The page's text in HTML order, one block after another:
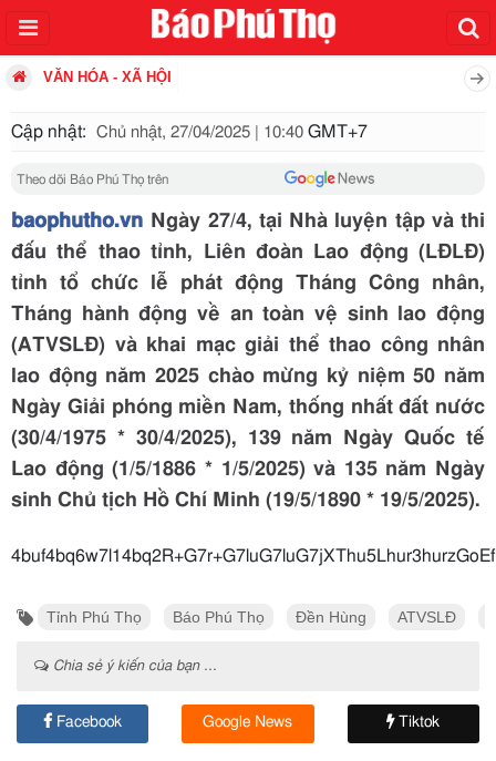
VĂN HÓA - XÃ HỘI
Cập nhật: Chủ nhật, 27/04/2025 | 10:40 GMT+7
Theo dõi Báo Phú Thọ trên
baophutho.vn Ngày 27/4, tại Nhà luyện tập và thi
đấu thể thao tỉnh, Liên đoàn Lao động (LĐLĐ)
tỉnh tổ chức lễ phát động Tháng Công nhân,
Tháng hành động về an toàn vệ sinh lao động
(ATVSLĐ) và khai mạc giải thể thao công nhân
lao động năm 2025 chào mừng kỷ niệm 50 năm
Ngày Giải phóng miền Nam, thống nhất đất nước
(30/4/1975 * 30/4/2025), 139 năm Ngày Quốc tế
Lao động (1/5/1886 * 1/5/2025) và 135 năm Ngày
sinh Chủ tịch Hồ Chí Minh (19/5/1890 * 19/5/2025).
Tỉnh Phú Thọ Báo Phú Thọ Đền Hùng ATVSLĐ
Chia sẻ ý kiến của bạn ...
Facebook Google News Tiktok